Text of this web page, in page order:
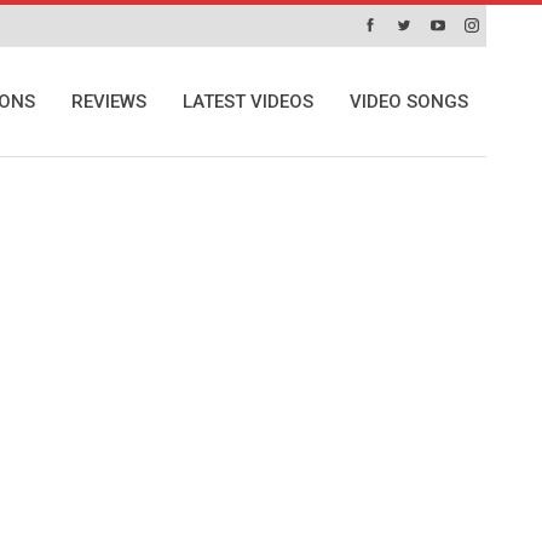
REVIEWS LATEST VIDEOS VIDEO SONGS